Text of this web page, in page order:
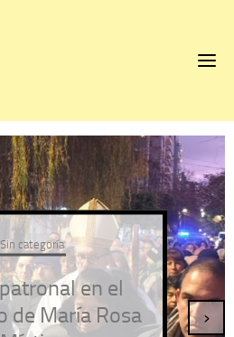
Sin categoría
en el
de María Rosa
›